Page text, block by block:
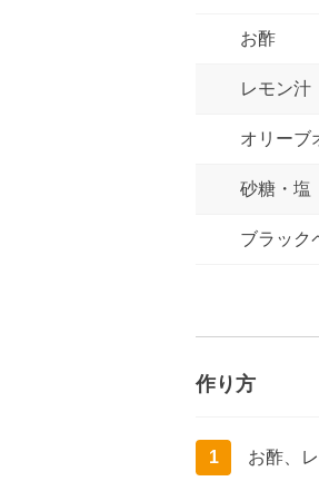
お酢
レモン汁
オリーブ
砂糖・塩
ブラック
作り方
1 お酢、